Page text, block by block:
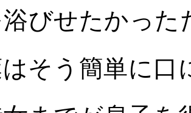
びせたかった
そう簡単に口